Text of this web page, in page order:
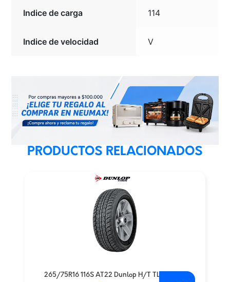
Indice de carga 114
Indice de velocidad V
PRODUCTOS RELACIONADOS
265/75R16 116S AT22 Dunlop H/T TL BLK JAP